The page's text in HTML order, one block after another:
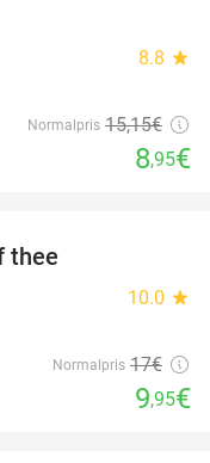
8.8 star
Normalpris 15,15€
8,95€
thee
10.0 star
Normalpris 17€
9,95€